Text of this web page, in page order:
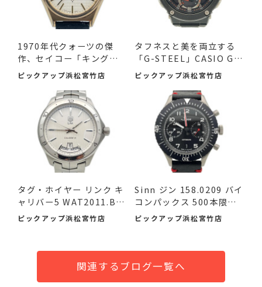
1970年代クォーツの傑
作、セイコー「キングク
ォー...
ピックアップ浜松宮竹店
タフネスと美を両立する
「G-STEEL」CASIO G-S
HOCK ...
ピックアップ浜松宮竹店
タグ・ホイヤー リンク キ
ャリバー5 WAT2011.BA
095...
ピックアップ浜松宮竹店
Sinn ジン 158.0209 バイ
コンパックス 500本限定
品...
ピックアップ浜松宮竹店
関連するブログ一覧へ